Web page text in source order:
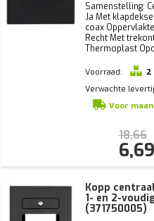
Samenstelling:
Ja Met
coax
Recht Met
Thermoplast
Voorraad:
2
Verwachte
Voor
18,66
6,69
Kopp
1- en 2-
(371750005)